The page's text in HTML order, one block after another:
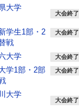
大学
大会終了
学生1部・2
戦
大会終了
大学 大会終了
学1部・2部
大会終了
大学
大会終了